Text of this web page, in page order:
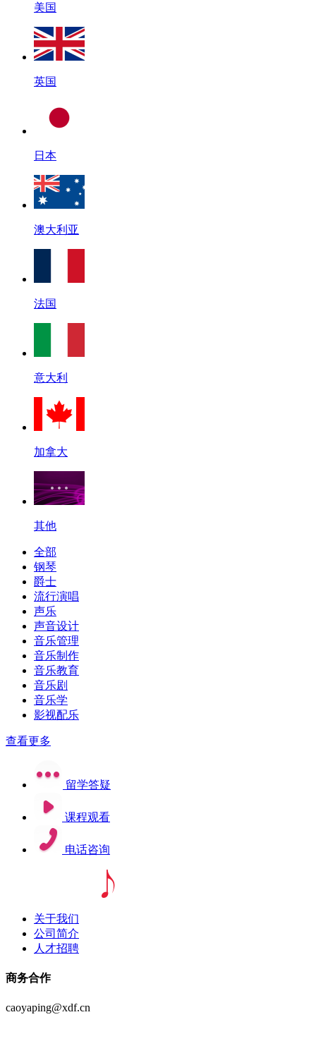
美国
英国
日本
澳大利亚
法国
意大利
加拿大
其他
全部
钢琴
爵士
流行演唱
声乐
声音设计
音乐管理
音乐制作
音乐教育
音乐剧
音乐学
影视配乐
查看更多
留学答疑
课程观看
电话咨询
关于我们
公司简介
人才招聘
商务合作
caoyaping@xdf.cn